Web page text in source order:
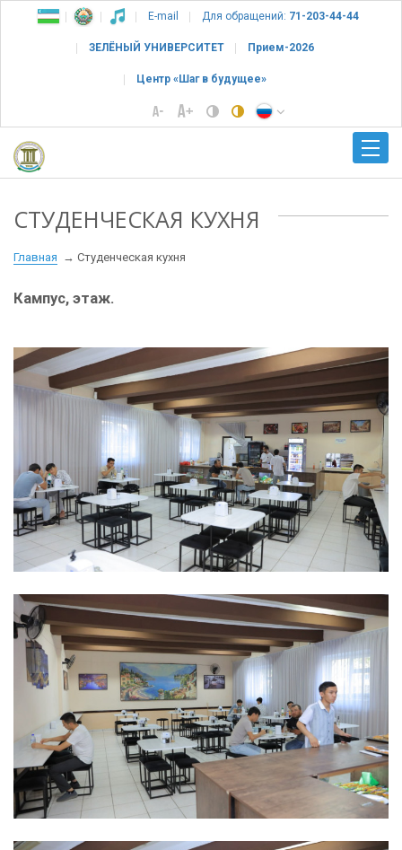
E-mail Для обращений: 71-203-44-44
ЗЕЛЁНЫЙ УНИВЕРСИТЕТ Прием-2026
Центр «Шаг в будущее»
СТУДЕНЧЕСКАЯ КУХНЯ
Главная Студенческая кухня
Кампус, этаж.